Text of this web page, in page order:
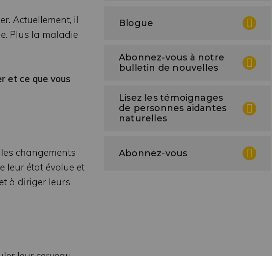
Actuellement, il
Plus la maladie
et ce que vous
changements
leur état évolue et
à diriger leurs
Blogue
Abonnez-vous à notre
bulletin de nouvelles
Lisez les témoignages
de personnes aidantes
naturelles
Abonnez-vous